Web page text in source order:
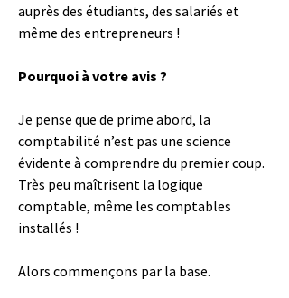
auprès des étudiants, des salariés et
même des entrepreneurs !
Pourquoi à votre avis ?
Je pense que de prime abord, la
comptabilité n’est pas une science
évidente à comprendre du premier coup.
Très peu maîtrisent la logique
comptable, même les comptables
installés !
Alors commençons par la base.